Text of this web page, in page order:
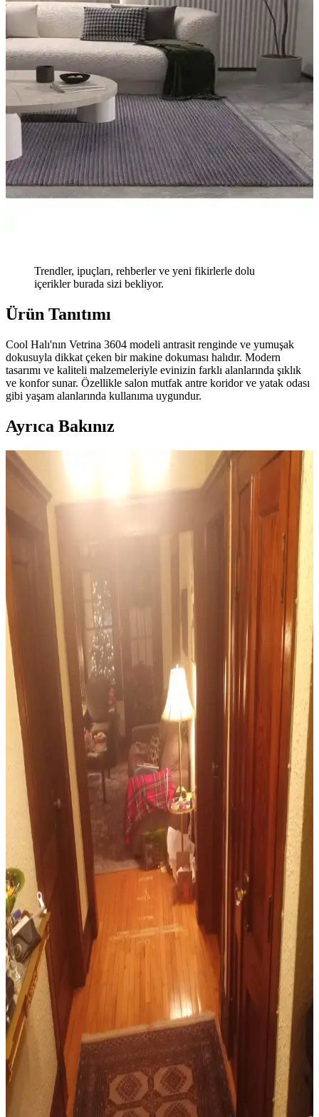
Trendler, ipuçları, rehberler ve yeni fikirlerle dolu
içerikler burada sizi bekliyor.
Ürün Tanıtımı
Cool Halı'nın Vetrina 3604 modeli antrasit renginde ve yumuşak
dokusuyla dikkat çeken bir makine dokuması halıdır. Modern
tasarımı ve kaliteli malzemeleriyle evinizin farklı alanlarında şıklık
ve konfor sunar. Özellikle salon mutfak antre koridor ve yatak odası
gibi yaşam alanlarında kullanıma uygundur.
Ayrıca Bakınız
Ev Dekorasyonunda Halı Seçimi: Renk Dengesi ve
Uyum Prensipleriyle Mekan Tasarımı
Ev dekorasyonunda halı seçimi, renk dengesi ve desen uyumu ile
Sherwin Williams Cream & Sugar Duvar Rengine
Uyumlu Perde Seçimi ve Ton Çakışması Önleme
Yöntemleri
Sherwin Williams Cream & Sugar duvar rengine sahip odalarda
perde seçimi, halı ve dekorasyonla uyumlu tonlarda yapılmalı. Pinch
pleat model perdeler estetik görünüm sağlar ve ton çakışmasını
önler.
Maximalist ve Fantastik Bebek Odası İçin Uyumlu
Halı ve Perde Seçimi Rehberi
Maximalist bebek odası tasarımında halı ve perde seçimi, renk
uyumu, desen dengesi, temizlik kolaylığı ve bebeğin gelişimi göz
önünde bulundurularak yapılmalıdır. Aydınlatmada güvenli tavan
vantilatörleri tercih edilmelidir.
Salon Dekorasyonunda Halı, Mobilya ve Duvar
Düzenlemeleriyle Sıcak Mekân Yaratma
Salon dekorasyonunda doğru halı seçimi, mobilya yerleşimi ve
duvar aksesuarlarıyla sıcak ve kullanışlı bir yaşam alanı yaratmanın
yolları anlatılıyor.
Yemek Odası Dekorasyonunda Halı ve Aksesuar
Seçimi İçin Pratik İpuçları
Yemek odasında halı seçimi, boyut, renk ve malzeme uyumu ile
aksesuar düzenlemesi dekorasyonun estetik ve fonksiyonel yönlerini
belirler. Doğru seçimler mekâna konfor ve görsel denge katar.
Resmi Oturma Odalarında Halı Seçimi: Estetik ve
Fonksiyonellik İçin Doğru Tercihler
Resmi oturma odalarında halı seçimi, mekânın estetiği ve
fonksiyonelliği için önemlidir. Beyaz ve nötr zeminlerde sıcaklık
katan, klasik ve kaliteli halılar tercih edilmelidir.
Yemek Odası Halısı Seçiminde Tasarım, Boyut ve
Malzeme Kriterleri